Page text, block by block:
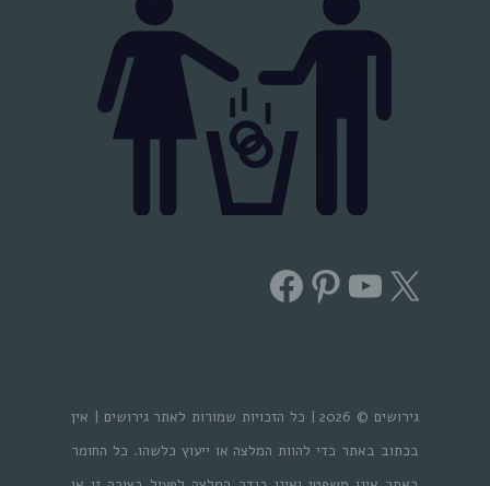
X
YouTube
Pinterest
Facebook
גירושים © 2026 | כל הזכויות שמורות לאתר גירושים | אין
בכתוב באתר כדי להוות המלצה או ייעוץ כלשהו. כל החומר